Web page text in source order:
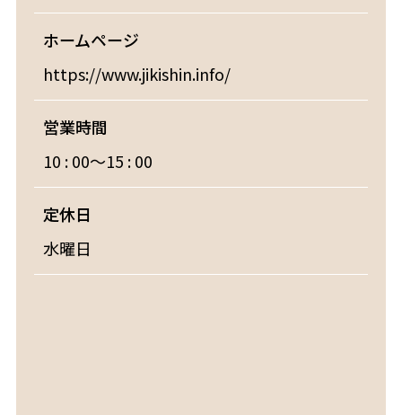
ホームページ
https://www.jikishin.info/
営業時間
10 : 00～15 : 00
定休日
水曜日